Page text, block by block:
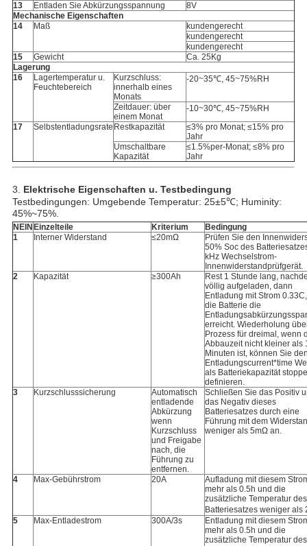
13
Entladen Sie Abkürzungsspannung
8V
Mechanische Eigenschaften
14
Maß
kundengerecht
kundengerecht
kundengerecht
15
Gewicht
Ca. 25Kg
Lagerung
16
Lagertemperatur u.
Feuchtebereich
Kurzschluss:
innerhalb eines
Monats
-20~35℃, 45~75%RH
Zeitdauer: über
einem Monat
-10~30℃, 45~75%RH
17
Selbstentladungsrate Restkapazität
≤3% pro Monat; ≤15% pro
Jahr
Umschaltbare
Kapazität
≤1.5%per-Monat; ≤8% pro
Jahr
3. Elektrische Eigenschaften u. Testbedingung
Testbedingungen: Umgebende Temperatur: 25±5℃; Huminity:
45%~75%.
NEIN Einzelteile Kriterium
Bedingung
1
Interner Widerstand ≤20mΩ
Prüfen Sie den
50% Soc des
kHz Wechselstrom-
Innenwiderstandprüfgerät.
2
Kapazität ≥300Ah
Rest 1 Stunde lang,
völlig aufgeladen, dann
Entladung mit Strom
die Batterie die
erreicht. Wiederholung
Prozess für dreimal, wenn
Abbauzeit nicht kleiner als
Minuten ist, können Sie
Entladungscurrent*time
als Batteriekapazität
definieren.
3
Kurzschlusssicherung
Automatisch
entladende
Abkürzung
wenn
Kurzschluss
und Freigabe
nach, die
Führung zu
entfernen.
Schließen Sie das Positiv
das Negativ dieses
Batteriesatzes durch eine
Führung mit dem
weniger als 5mΩ an.
4 Max-Gebührstrom 20A
Aufladung mit diesem
mehr als 0.5h und die
zusätzliche Temperatur des
Batteriesatzes weniger
5
Max-Entladestrom 300A/3s
Entladung mit diesem
mehr als 0.5h und die
zusätzliche Temperatur des